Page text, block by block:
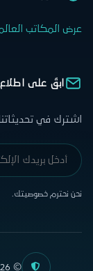
عرض المكاتب
ابقَ على اطلاع
اشترك في
نحن نحترم خصوصيتك.
© 2026 مجموعة تريندز. جميع الحقوق محفوظة.